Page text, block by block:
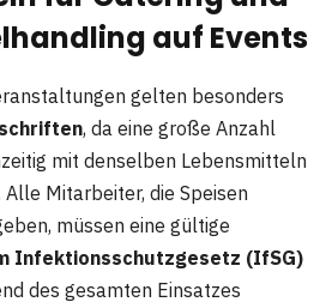
auf Events
gelten besonders
, da eine große Anzahl
mit denselben Lebensmitteln
Mitarbeiter, die Speisen
müssen eine gültige
Infektionsschutzgesetz (IfSG)
des gesamten Einsatzes